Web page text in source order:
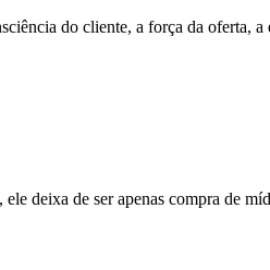
do cliente, a força da oferta,
deixa de ser apenas compra de